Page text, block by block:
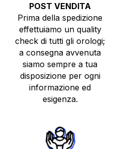
POST VENDITA
Prima della spedizione
effettuiamo un quality
check di tutti gli orologi;
a consegna avvenuta
siamo sempre a tua
disposizione per ogni
informazione ed
esigenza.